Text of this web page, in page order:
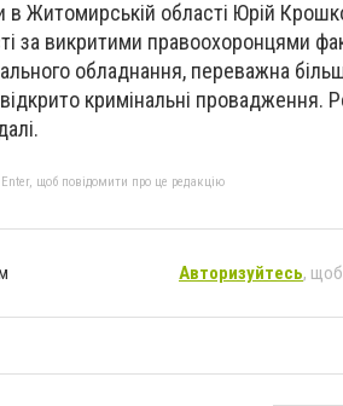
Житомирській області Юрій
за викритими правоохоронцями
обладнання, переважна
кримінальні провадження.
щоб повідомити про це редакцію
Авторизуйтесь, щоб